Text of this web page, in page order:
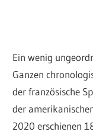
Ein wenig
Ganzen
der französische
der
2020 erschienen